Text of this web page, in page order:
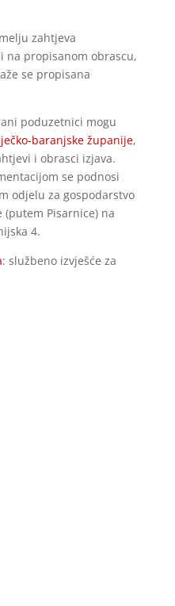
zahtjeva
na propisanom obrascu,
se propisana
poduzetnici mogu
baranjske županije,
i obrasci izjava.
se podnosi
odjelu za gospodarstvo
(putem Pisarnice) na
4.
: službeno izvješće za